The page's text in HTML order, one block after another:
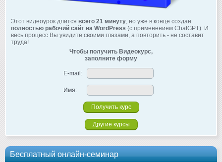
Этот видеоурок длится всего 21 минуту, но уже в конце создан
полностью рабочий сайт на WordPress (с применением ChatGPT). И
весь процесс Вы увидите своими глазами, а повторить - не составит
труда!
Чтобы получить Видеокурс,
заполните форму
E-mail:
Имя:
Другие курсы
Бесплатный онлайн-семинар